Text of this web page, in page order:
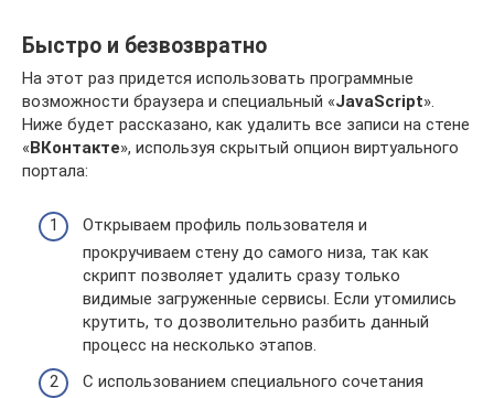
Быстро и безвозвратно
На этот раз придется использовать программные
возможности браузера и специальный «JavaScript».
Ниже будет рассказано, как удалить все записи на стене
«ВКонтакте», используя скрытый опцион виртуального
портала:
Открываем профиль пользователя и
прокручиваем стену до самого низа, так как
скрипт позволяет удалить сразу только
видимые загруженные сервисы. Если утомились
крутить, то дозволительно разбить данный
процесс на несколько этапов.
С использованием специального сочетания